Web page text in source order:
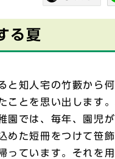
る夏
と知人宅の竹藪から
ことを思い出します
園では、毎年、園児
めた短冊をつけて笹飾
っています。それを